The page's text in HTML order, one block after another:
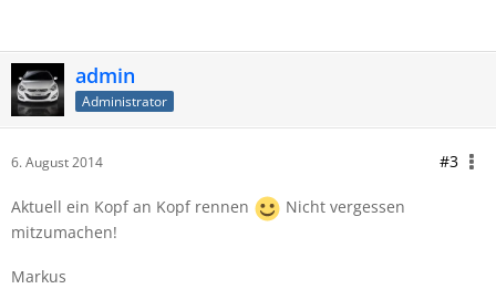
admin
Administrator
6. August 2014 #3
Aktuell ein Kopf an Kopf rennen
Nicht vergessen
mitzumachen!
Markus